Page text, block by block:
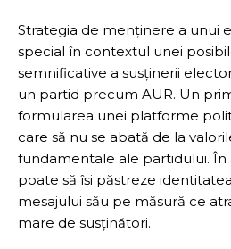
Strategia de menținere a unui
special în contextul unei
semnificative a susținerii
un partid precum AUR. Un
formularea unei platforme
care să nu se abată de la
fundamentale ale partidului. În
poate să își păstreze
mesajului său pe măsură ce
mare de susținători.